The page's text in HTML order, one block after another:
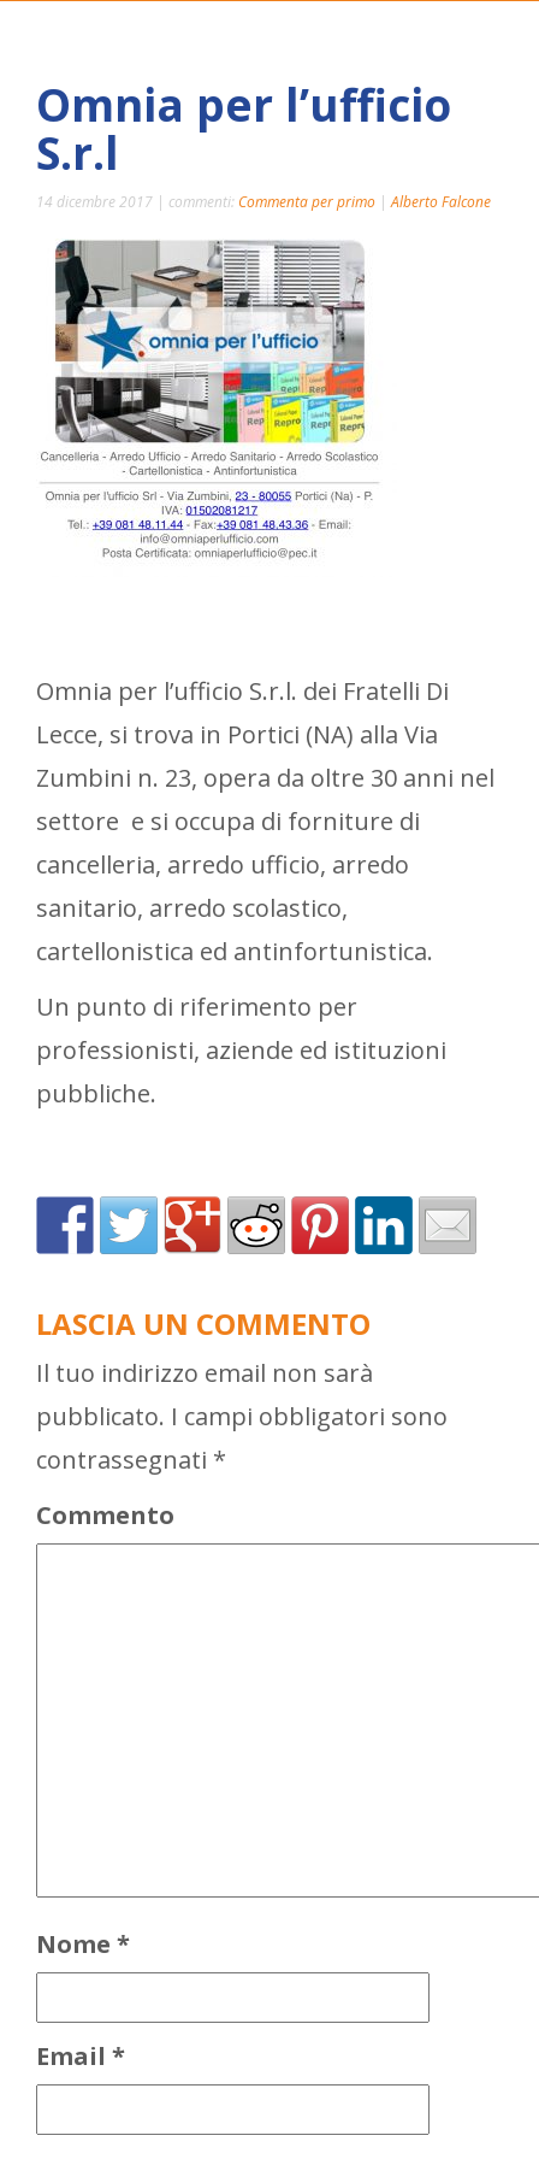
Omnia per l’ufficio
S.r.l
14 dicembre 2017 | commenti: Commenta per primo |Alberto Falcone
Omnia per l’ufficio S.r.l. dei Fratelli Di
Lecce, si trova in Portici (NA) alla Via
Zumbini n. 23, opera da oltre 30 anni nel
settore e si occupa di forniture di
cancelleria, arredo ufficio, arredo
sanitario, arredo scolastico,
cartellonistica ed antinfortunistica.
Un punto di riferimento per
professionisti, aziende ed istituzioni
pubbliche.
LASCIA UN COMMENTO
Il tuo indirizzo email non sarà
pubblicato. I campi obbligatori sono
contrassegnati *
Commento
Nome *
Email *